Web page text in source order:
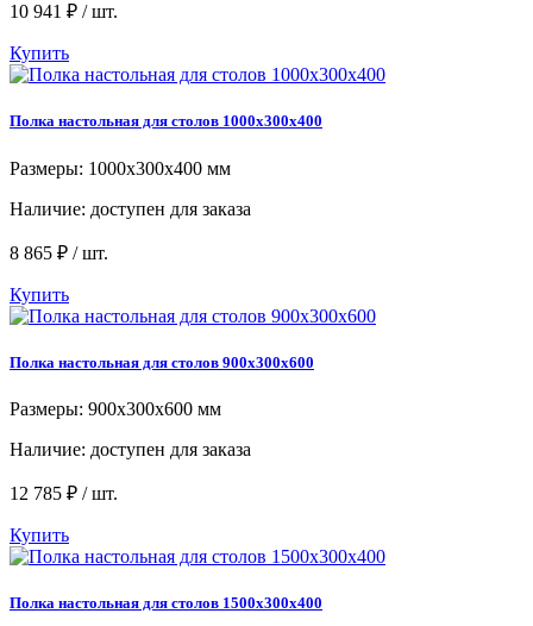
10 941 ₽ / шт.
Купить
Полка настольная для столов 1000x300x400
Размеры: 1000x300x400 мм
Наличие: доступен для заказа
8 865 ₽ / шт.
Купить
Полка настольная для столов 900х300х600
Размеры: 900х300х600 мм
Наличие: доступен для заказа
12 785 ₽ / шт.
Купить
Полка настольная для столов 1500x300x400